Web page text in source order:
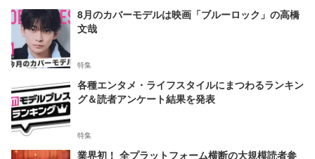
8月のカバーモデルは映画「ブルーロック」の高橋
文哉
特集
各種エンタメ・ライフスタイルにまつわるランキン
グ＆読者アンケート結果を発表
特集
業界初！ 全プラットフォーム横断の大規模読者参